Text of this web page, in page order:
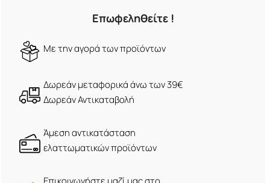
Επωφεληθείτε !
Mε την αγορά των προϊόντων
Δωρεάν μεταφορικά άνω των 39€
Δωρεάν Αντικαταβολή
Άμεση αντικατάσταση
ελαττωματικών προϊόντων